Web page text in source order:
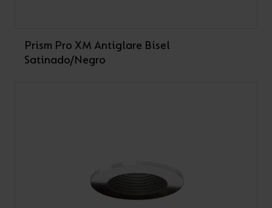
Prism Pro XM Antiglare Bisel
Satinado/Negro